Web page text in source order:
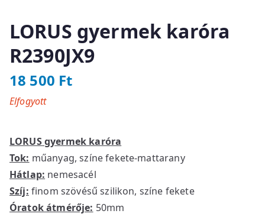
LORUS gyermek karóra
R2390JX9
18 500 Ft
LORUS gyermek karóra
Tok: műanyag, színe fekete-mattarany
Hátlap: nemesacél
Szíj: finom szövésű szilikon, színe fekete
Óratok átmérője: 50mm
Elfogyott